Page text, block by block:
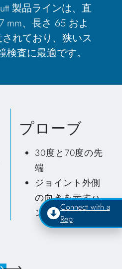
製品ラインは、直
mm、長さ 65 およ
れており、狭いス
査に最適です。
プローブ
30度と70度の先
端
ジョイント外側
の向きを示すハ
ンドルマーク
Connect with a
Rep